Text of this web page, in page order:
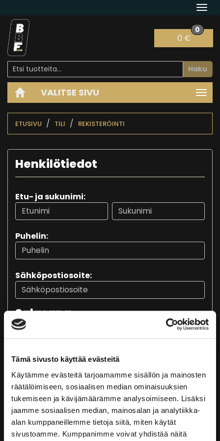
Tämä sivusto käyttää evästeitä
Käytämme evästeitä tarjoamamme sisällön ja mainosten
räätälöimiseen, sosiaalisen median ominaisuuksien
tukemiseen ja kävijämäärämme analysoimiseen. Lisäksi
jaamme sosiaalisen median, mainosalan ja analytiikka-
alan kumppaneillemme tietoja siitä, miten käytät
sivustoamme. Kumppanimme voivat yhdistää näitä
0 €
0
Haku
VALITSE SIVU
ETUSIVU TILI REKISTERÖINTI
Henkilötiedot
Etu- ja sukunimi:
Puhelin:
Sähköpostiosoite:
Salasana
Salasana uudestaan:
Osoitetiedot